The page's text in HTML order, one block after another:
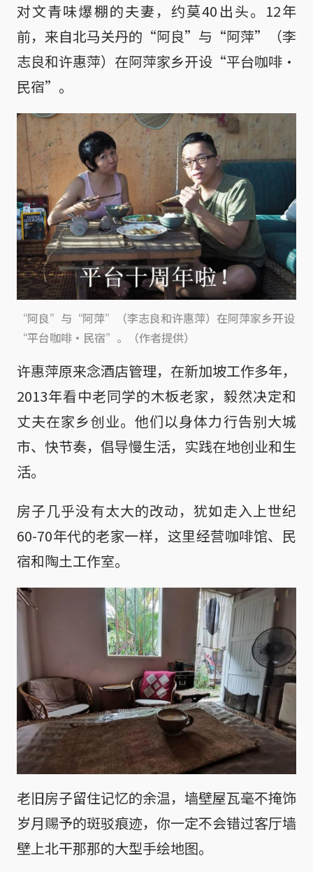
对文青味爆棚的夫妻，约莫40出头。12年
前，来自北马关丹的“阿良”与“阿萍”（李
志良和许惠萍）在阿萍家乡开设“平台咖啡·
民宿”。
“阿良”与“阿萍”（李志良和许惠萍）在阿萍家乡开设
“平台咖啡·民宿”。（作者提供）
许惠萍原来念酒店管理，在新加坡工作多年，
2013年看中老同学的木板老家，毅然决定和
丈夫在家乡创业。他们以身体力行告别大城
市、快节奏，倡导慢生活，实践在地创业和生
活。
房子几乎没有太大的改动，犹如走入上世纪
60-70年代的老家一样，这里经营咖啡馆、民
宿和陶土工作室。
老旧房子留住记忆的余温，墙壁屋瓦毫不掩饰
岁月赐予的斑驳痕迹，你一定不会错过客厅墙
壁上北干那那的大型手绘地图。